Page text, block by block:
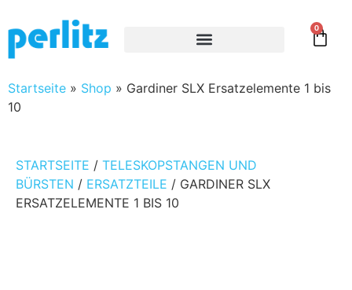
0
Startseite » Shop » Gardiner SLX Ersatzelemente 1 bis
10
STARTSEITE / TELESKOPSTANGEN UND
BÜRSTEN / ERSATZTEILE / GARDINER SLX
ERSATZELEMENTE 1 BIS 10